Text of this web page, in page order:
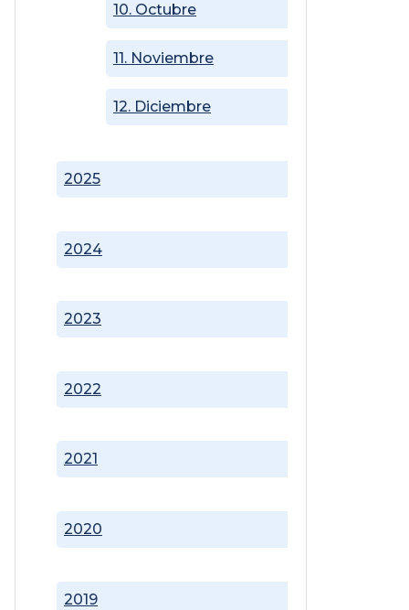
2019
2020
2021
2022
2023
2024
2025
10. Octubre
11. Noviembre
12. Diciembre